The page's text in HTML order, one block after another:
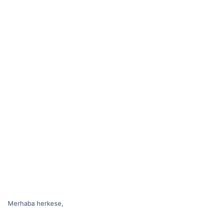
Merhaba herkese,